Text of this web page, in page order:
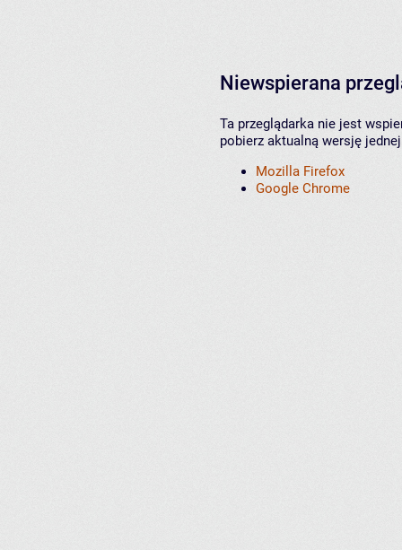
Niewspierana
Ta przeglądarka nie jest
pobierz aktualną wersję
Mozilla Firefox
Google Chrome